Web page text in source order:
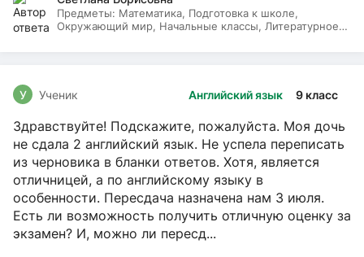
Предметы: Математика, Подготовка к школе,
Окружающий мир, Начальные классы, Литературное
Английский язык 9 класс
У Ученик
Здравствуйте! Подскажите, пожалуйста. Моя дочь
не сдала 2 английский язык. Не успела переписать
из черновика в бланки ответов. Хотя, является
отличницей, а по английскому языку в
особенности. Пересдача назначена нам 3 июля.
Есть ли возможность получить отличную оценку за
экзамен? И, можно ли пересд...